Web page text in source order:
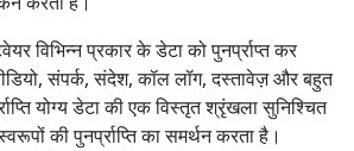
विभिन्न प्रकार के डेटा को पुनर्प्राप्त कर
संपर्क, संदेश, कॉल लॉग, दस्तावेज़ और बहुत
योग्य डेटा की एक विस्तृत श्रृंखला सुनिश्चित
की पुनर्प्राप्ति का समर्थन करता है।